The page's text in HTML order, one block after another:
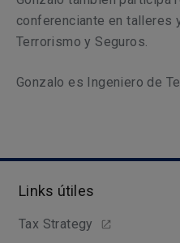
conferenciante en talleres
Terrorismo y Seguros.
Gonzalo es Ingeniero de
Links útiles
Tax Strategy